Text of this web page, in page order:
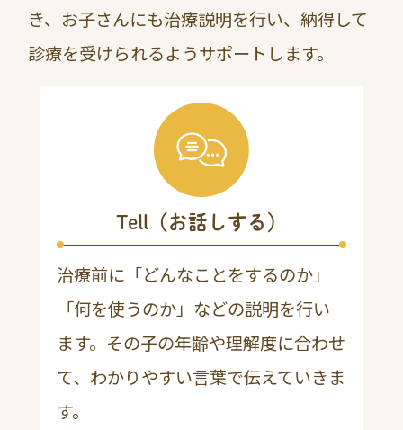
き、お子さんにも治療説明を行い、納得して
診療を受けられるようサポートします。
Tell（お話しする）
治療前に「どんなことをするのか」
「何を使うのか」などの説明を行い
ます。その子の年齢や理解度に合わせ
て、わかりやすい言葉で伝えていきま
す。